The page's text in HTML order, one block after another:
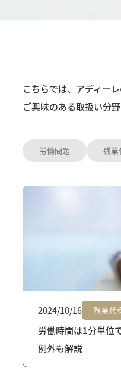
こちらでは、アディー
ご興味のある取扱い分
労働問題 残業
2024/10/16 残業代
労働時間は1分単位
例外も解説